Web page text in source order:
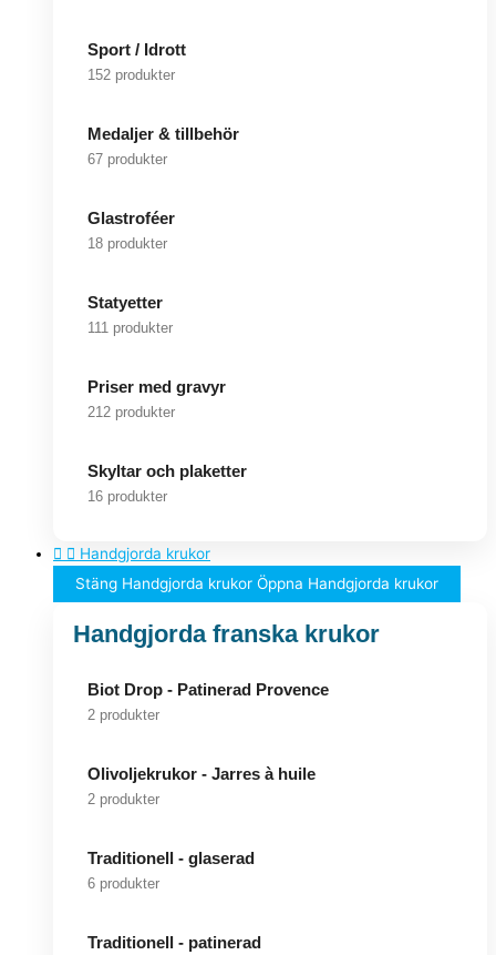
Sport / Idrott
152 produkter
Medaljer & tillbehör
67 produkter
Glastroféer
18 produkter
Statyetter
111 produkter
Priser med gravyr
212 produkter
Skyltar och plaketter
16 produkter
Handgjorda krukor
Stäng Handgjorda krukor Öppna Handgjorda krukor
Handgjorda franska krukor
Biot Drop - Patinerad Provence
2 produkter
Olivoljekrukor - Jarres à huile
2 produkter
Traditionell - glaserad
6 produkter
Traditionell - patinerad